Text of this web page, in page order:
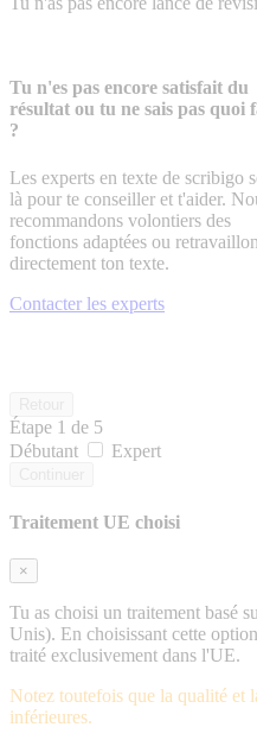
Tu n'es pas encore satisfait du
résultat ou tu ne sais pas quoi
?
Les experts en texte de scribigo
là pour te conseiller et t'aider.
recommandons volontiers des
fonctions adaptées ou
directement ton texte.
Contacter les experts
Étape 1 de 5
Débutant
Expert
Traitement UE choisi
×
Tu as choisi un traitement basé
Unis). En choisissant cette
traité exclusivement dans l'UE.
Notez toutefois que la qualité et
inférieures.